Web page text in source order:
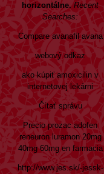
horizontálne. Recent
Searches:
Compare avanafil avana
webový odkaz
ako kúpiť amoxicilin v
internetovej lekárni
Čítať správu
Precio prozac adofen
reneuron luramon 20mg
40mg 60mg en farmacia
http://www.jes.sk/-jessk-